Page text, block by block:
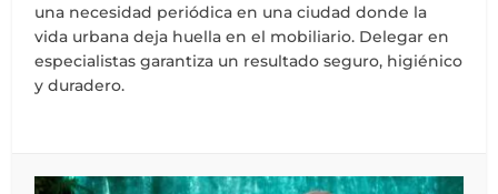
una necesidad periódica en una ciudad donde la
vida urbana deja huella en el mobiliario. Delegar en
especialistas garantiza un resultado seguro, higiénico
y duradero.